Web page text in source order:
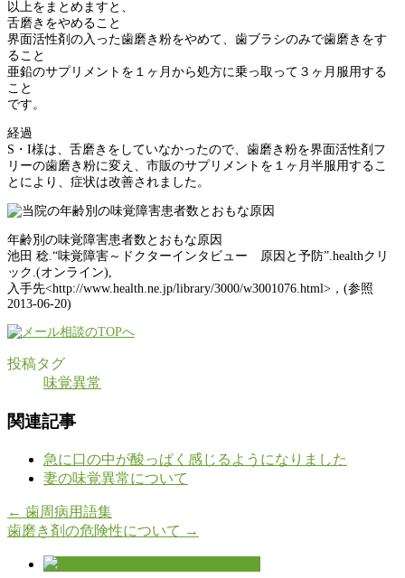
以上をまとめますと、
舌磨きをやめること
界面活性剤の入った歯磨き粉をやめて、歯ブラシのみで歯磨きをす
ること
亜鉛のサプリメントを１ヶ月から処方に乗っ取って３ヶ月服用する
こと
です。
経過
S・I様は、舌磨きをしていなかったので、歯磨き粉を界面活性剤フ
リーの歯磨き粉に変え、市販のサプリメントを１ヶ月半服用するこ
とにより、症状は改善されました。
年齢別の味覚障害患者数とおもな原因
池田 稔.“味覚障害～ドクターインタビュー 原因と予防”.healthクリ
ック.(オンライン),
入手先<http://www.health.ne.jp/library/3000/w3001076.html>，(参照
2013-06-20)
投稿タグ
味覚異常
関連記事
急に口の中が酸っぱく感じるようになりました
妻の味覚異常について
← 歯周病用語集
歯磨き剤の危険性について →